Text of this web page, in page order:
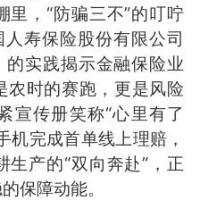
，“防骗三不”的叮咛
寿保险股份有限公司
的实践揭示金融保险业
农时的赛跑，更是风险
宣传册笑称“心里有了
机完成首单线上理赔，
产的“双向奔赴”，正
保障动能。